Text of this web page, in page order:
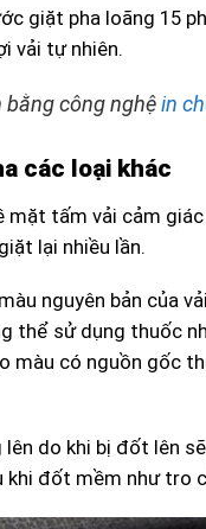
giặt pha loãng 15
vải tự nhiên.
bằng công nghệin
các loại khác
mặt tấm vải cảm
lại nhiều lần.
nguyên bản của
thể sử dụng thuốc
có nguồn gốc
do khi bị đốt lên
khi đốt mềm như tro